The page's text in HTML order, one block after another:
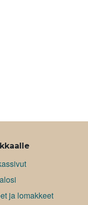
ja lomakkeet